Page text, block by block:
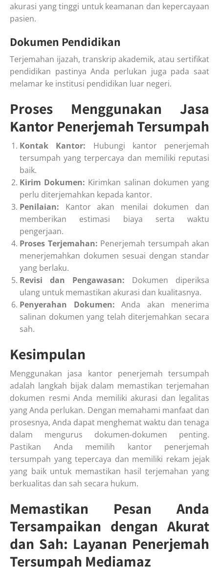
akurasi yang tinggi untuk keamanan dan kepercayaan
pasien.
Dokumen Pendidikan
Terjemahan ijazah, transkrip akademik, atau sertifikat
pendidikan pastinya Anda perlukan juga pada saat
melamar ke institusi pendidikan luar negeri.
Proses Menggunakan Jasa
Kantor Penerjemah Tersumpah
Kontak Kantor: Hubungi kantor penerjemah
tersumpah yang terpercaya dan memiliki reputasi
baik.
Kirim Dokumen: Kirimkan salinan dokumen yang
perlu diterjemahkan kepada kantor.
Penilaian: Kantor akan menilai dokumen dan
memberikan estimasi biaya serta waktu
pengerjaan.
Proses Terjemahan: Penerjemah tersumpah akan
menerjemahkan dokumen sesuai dengan standar
yang berlaku.
Revisi dan Pengawasan: Dokumen diperiksa
ulang untuk memastikan akurasi dan kualitasnya.
Penyerahan Dokumen: Anda akan menerima
salinan dokumen yang telah diterjemahkan secara
sah.
Kesimpulan
Menggunakan jasa kantor penerjemah tersumpah
adalah langkah bijak dalam memastikan terjemahan
dokumen resmi Anda memiliki akurasi dan legalitas
yang Anda perlukan. Dengan memahami manfaat dan
prosesnya, Anda dapat menghemat waktu dan tenaga
dalam mengurus dokumen-dokumen penting.
Pastikan Anda memilih kantor penerjemah
tersumpah yang tepercaya dan memiliki rekam jejak
yang baik untuk memastikan hasil terjemahan yang
berkualitas dan sah secara hukum.
Memastikan Pesan Anda
Tersampaikan dengan Akurat
dan Sah: Layanan Penerjemah
Tersumpah Mediamaz